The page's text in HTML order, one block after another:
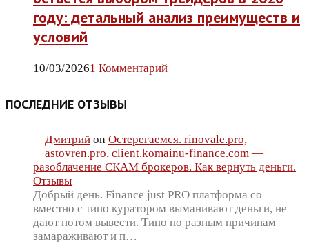
году: детальный анализ преимуществ и
условий
10/03/20261 Комментарий
ПОСЛЕДНИЕ ОТЗЫВЫ
Дмитрий on Остерегаемся. rinovale.pro,
astovren.pro, client.komainu-finance.com —
разоблачение СКАМ брокеров. Как вернуть деньги.
Отзывы
Добрый день. Finance just PRO платформа со
вместно с типо куратором выманивают деньги, не
дают потом вывести. Типо по разным причинам
замараживают и п…